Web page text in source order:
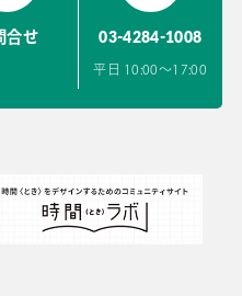
合せ 03-4284-1008
平日 10:00〜17:00